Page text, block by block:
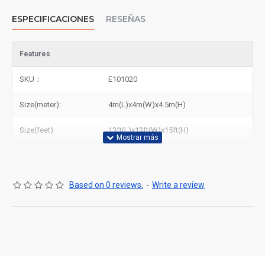
ESPECIFICACIONES RESEÑAS
Features
SKU： E101020
Size(meter): 4m(L)x4m(W)x4.5m(H)
Size(feet): 13ft(L)x13ft(W)x15ft(H)
Based on 0 reviews. - Write a review